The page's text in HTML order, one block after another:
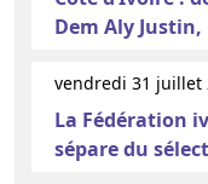
Dem Aly
vendredi 31 juillet
La Fédération
sépare du